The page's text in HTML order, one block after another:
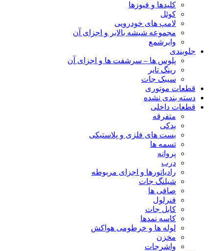
کلیدها و فیوزها
کوئل
لامپ های خودرویی
مجموعه شیشه بالابر و اجزای آن
وایرشمع
جلوبندی
پلوس ها – سرشفت ها و اجزای آن
رینگ تایر
سیبک جات
قطعات موتوری
دسته بندی نشده
قطعات داخلی
متفرقه
یدکی
بست های فلزی و پلاستیکی
تسمه ها
پروانه
درب
رادیاتورها و اجزای مربوطه
شیلنگ جات
صافی ها
فنرلول
کابل جات
کاسه نمدها
لوله ها و خرطومی هواکش
مخزن
واشرجات